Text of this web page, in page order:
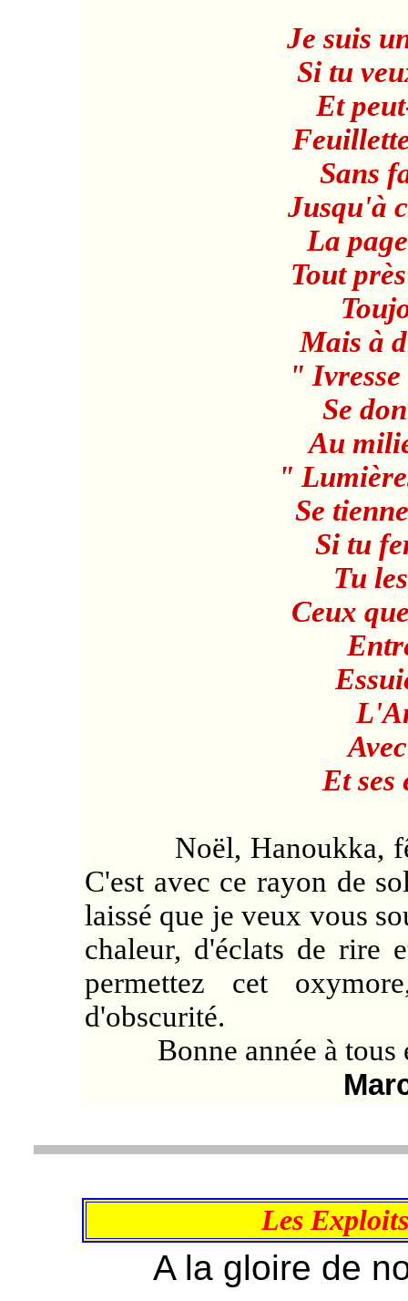
Je suis
Si tu
Et
Sans
Jusqu'à
La
Tout
Mais à
"
Se
Au
"
Se
Si tu
Tu
Ceux
Et ses
Noël, Hanoukka,
C'est avec ce rayon de
laissé que je veux vous
chaleur, d'éclats de rire
permettez cet
d'obscurité.
Bonne année à tous
Les
A la gloire de